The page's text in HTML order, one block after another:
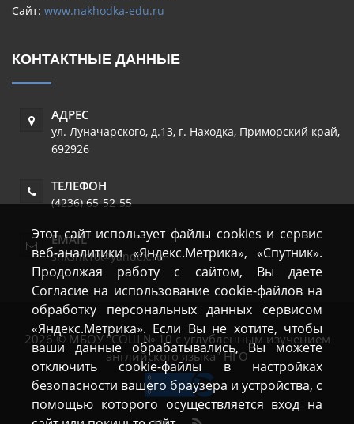
Этот сайт использует файлы cookies и сервис
веб-аналитики «Яндекс.Метрика», «Спутник».
Продолжая работу с сайтом, Вы даете
Согласие на использование cookie-файлов на
обработку персональных данных сервисом
«Яндекс.Метрика». Если Вы не хотите, чтобы
ваши данные обрабатывались, Вы можете
отключить cookie-файлы в настройках
безопасности вашего браузера и устройства, с
помощью которого осуществляется вход на
Сайт: www.nakhodka-edu.ru
КОНТАКТНЫЕ ДАННЫЕ
АДРЕС
ул. Луначарского, д.13, г. Находка, Приморский край,
692926
ТЕЛЕФОН
(4236) 65-52-55
EMAIL
shkshk10@yandex.ru
2026 © МБОУ "СОШ № 10 с углубленным изучением
английского языка" НГО